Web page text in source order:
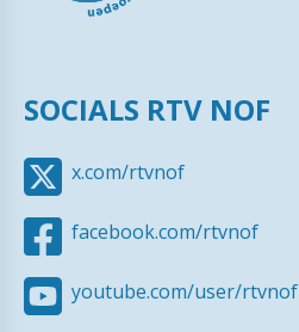
SOCIALS RTV NOF
x.com/rtvnof
facebook.com/rtvnof
youtube.com/user/rtvnof